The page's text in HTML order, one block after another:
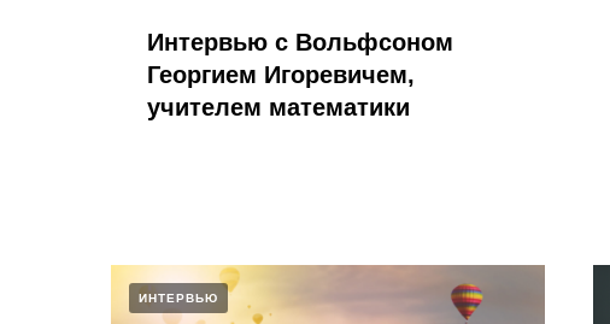
Интервью с Вольфсоном
Георгием Игоревичем,
учителем математики​
ИНТЕРВЬЮ